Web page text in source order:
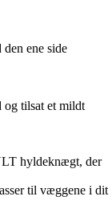
ene side
og tilsat et mildt
hyldeknægt, der
til væggene i dit